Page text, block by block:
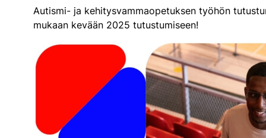
Autismi- ja kehitysvammaopetuksen työhön
mukaan kevään 2025 tutustumiseen!